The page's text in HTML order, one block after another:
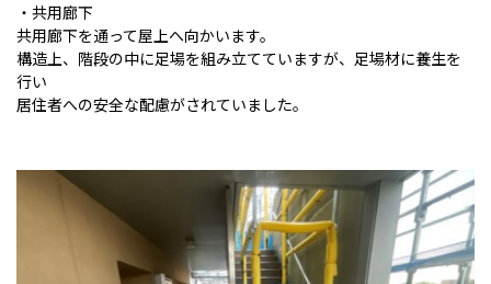
・共用廊下
共用廊下を通って屋上へ向かいます。
構造上、階段の中に足場を組み立てていますが、足場材に養生を
行い
居住者への安全な配慮がされていました。